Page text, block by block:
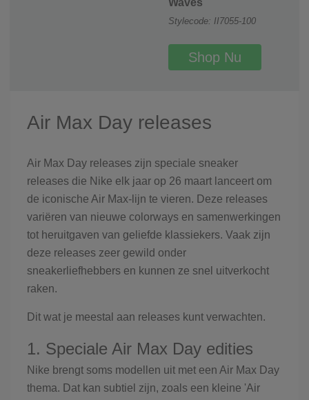
Waves
Stylecode: II7055-100
Shop Nu
Air Max Day releases
Air Max Day releases zijn speciale sneaker
releases die Nike elk jaar op 26 maart lanceert om
de iconische Air Max-lijn te vieren. Deze releases
variëren van nieuwe colorways en samenwerkingen
tot heruitgaven van geliefde klassiekers. Vaak zijn
deze releases zeer gewild onder
sneakerliefhebbers en kunnen ze snel uitverkocht
raken.
Dit wat je meestal aan releases kunt verwachten.
1. Speciale Air Max Day edities
Nike brengt soms modellen uit met een Air Max Day
thema. Dat kan subtiel zijn, zoals een kleine 'Air